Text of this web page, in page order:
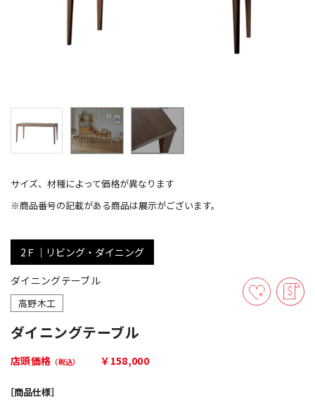
サイズ、材種によって価格が異なります
※商品番号の記載がある商品は展示がございます。
2Ｆ｜リビング・ダイニング
ダイニングテーブル
高野木工
ダイニングテーブル
店頭価格 （税込） ￥158,000
［商品仕様］